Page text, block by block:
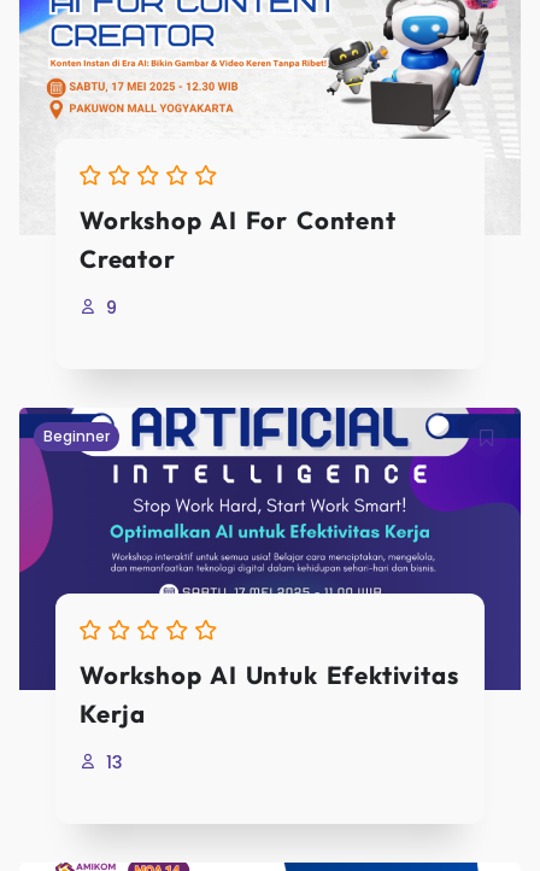
First Name
E-Mail
Workshop AI For Content
Creator
9
Beginner
Workshop AI Untuk Efektivitas
Kerja
13